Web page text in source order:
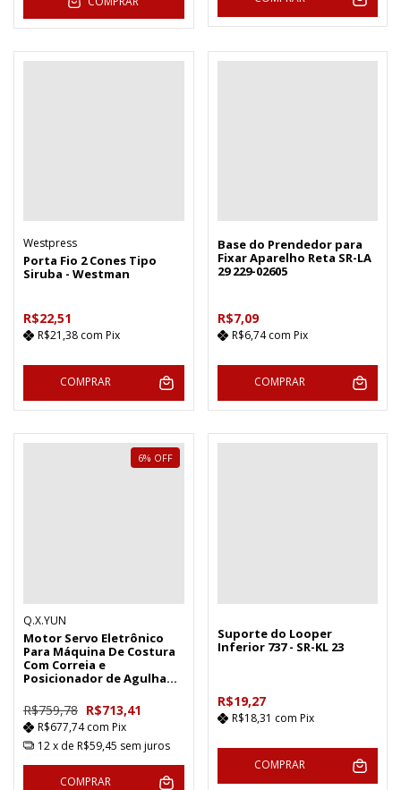
Westpress
Porta Fio 2 Cones Tipo
Siruba - Westman
R$22,51
R$21,38 com Pix
COMPRAR
Base do Prendedor para
Fixar Aparelho Reta SR-LA
29 229-02605
R$7,09
R$6,74com Pix
COMPRAR
6% OFF
Q.X.YUN
Motor Servo Eletrônico
Para Máquina De Costura
Com Correia e
Posicionador de Agulha
R$759,78 R$713,41
R$677,74com Pix
12x de R$59,45 sem juros
COMPRAR
Suporte do Looper
Inferior 737 - SR-KL 23
R$19,27
R$18,31 com Pix
COMPRAR